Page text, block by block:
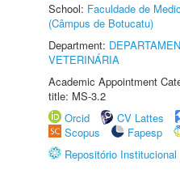
School: Faculdade de
(Câmpus de Botucatu)
Department:
VETERINÁRIA
Academic Appointment
title: MS-3.2
Orcid
CV Lattes
Scopus
Fapesp
Repositório Institucional